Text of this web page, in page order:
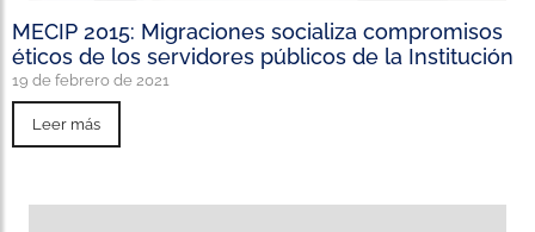
MECIP 2015: Migraciones socializa compromisos
éticos de los servidores públicos de la Institución
19 de febrero de 2021
Leer más